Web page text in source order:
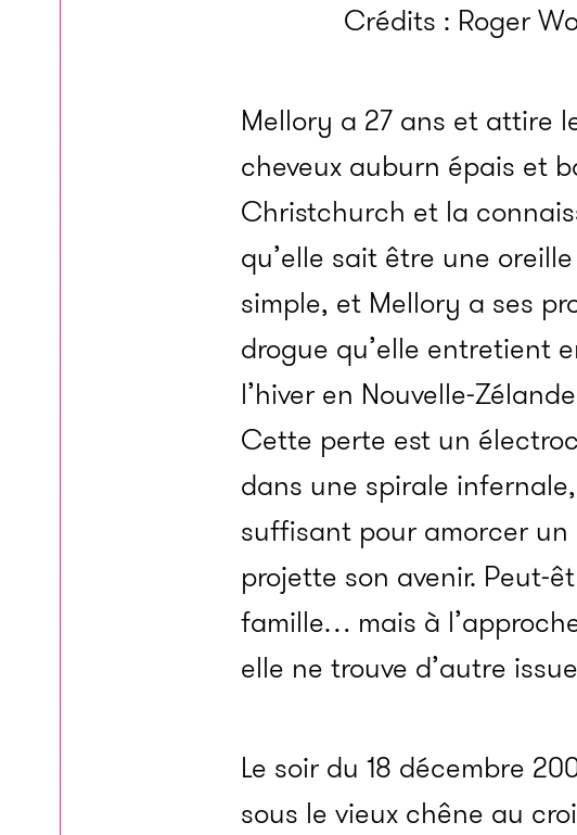
Crédits : Roger
Mellory a 27 ans et attire
cheveux auburn épais et
Christchurch et la
qu’elle sait être une
simple, et Mellory a ses
drogue qu’elle entretient
l’hiver en Nouvelle-
Cette perte est un
dans une spirale
suffisant pour amorcer
projette son avenir. Peut-
famille… mais à
elle ne trouve d’autre
Le soir du 18 décembre
sous le vieux chêne au